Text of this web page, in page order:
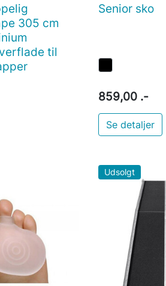
her
305 cm
til

Senior sko
859,00 .-
Se detaljer
Udsolgt